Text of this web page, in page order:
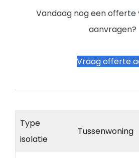
Vandaag nog een offerte
aanvragen?
Vraag offerte
Type
isolatie
Tussenwoning